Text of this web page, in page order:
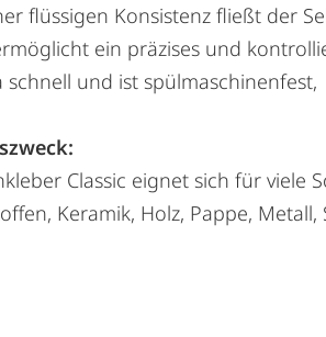
flüssigen Konsistenz fließt der
ein präzises und
und ist spülmaschinenfest,
Classic eignet sich für
Keramik, Holz, Pappe,